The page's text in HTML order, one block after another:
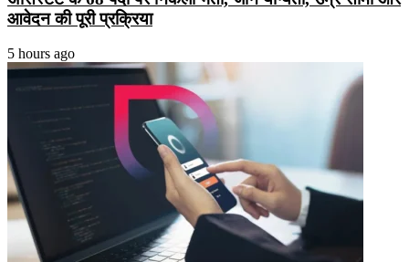
आवेदन की पूरी प्रक्रिया
5 hours ago